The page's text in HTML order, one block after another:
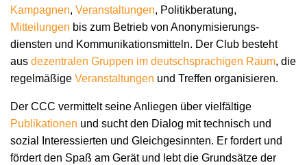
Kampagnen, Veranstaltungen, Politikberatung,
Mitteilungen bis zum Betrieb von Anonymisierungs­
diensten und Kommunikations­mitteln. Der Club besteht
aus dezentralen Gruppen im deutschsprachigen Raum, die
regelmäßige Veranstaltungen und Treffen organisieren.
Der CCC vermittelt seine Anliegen über vielfältige
Publikationen und sucht den Dialog mit technisch und
sozial Interessierten und Gleichgesinnten. Er fordert und
fördert den Spaß am Gerät und lebt die Grundsätze der